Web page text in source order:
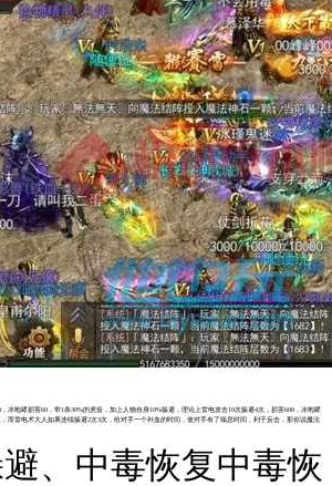
冰咆哮损害60，带1条30%的虎齿，加上人物自身10%躲避，理论上雷电攻击10次躲避4次，损害600，冰咆哮
而雷电术大人如果连续躲避2次3次，给对手一个补血的时间，使对手有了喘息时间，利于反击，那你说魔法
、中毒恢复中毒恢